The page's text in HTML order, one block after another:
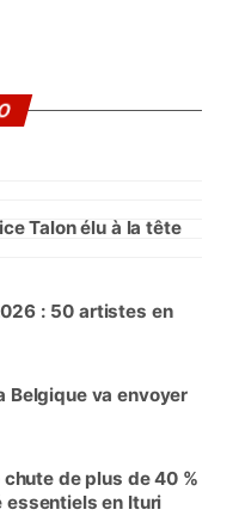
Talon élu à la tête
: 50 artistes en
Belgique va envoyer
chute de plus de 40 %
essentiels en Ituri